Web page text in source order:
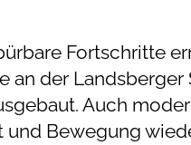
Fortschritte
der Landsberger
Auch
Bewegung